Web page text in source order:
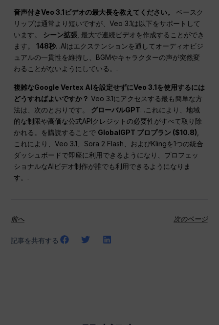
音声付きVeo 3.1ビデオの最大長を教えてください。
ベースク
リップは通常より短いですが、Veo 3.1は以下をサポートして
います。 シーン拡張 , 最大で連続ビデオを作成することができ
ます。148秒. .AIはエクステンションを通してオーディオビジ
ュアルの一貫性を維持し、BGMやキャラクターの声が突然変
わることがないようにしている。.
複雑なGoogle Vertex AIを設定せずにVeo 3.1を使用するには
どうすればよいですか？ Veo 3.1にアクセスする最も簡単な方
法は、次のとおりです。 グローバルGPT. .これにより、地域
的な制限や高価な公式APIクレジットの必要性がすべて取り除
かれる。を購読することで GlobalGPT プロプラン ($10.8)
これにより、Veo 3.1、Sora 2 Flash、およびKlingを1つの統合
ダッシュボードで即座に利用できるようになり、プロフェッ
ショナルなAIビデオ制作が誰でも利用できるようになりま
す。.
前へ 次のページ
記事を共有する